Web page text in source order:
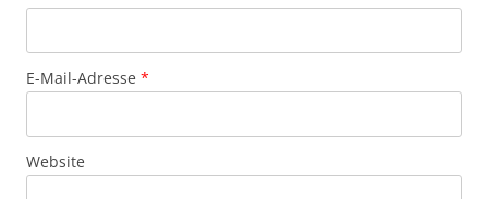
E-Mail-Adresse *
Website